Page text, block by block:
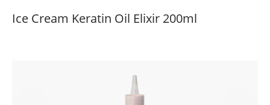
Ice Cream Keratin Oil Elixir 200ml